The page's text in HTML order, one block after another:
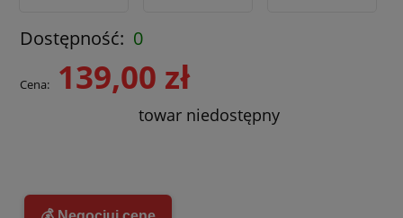
Dostępność: 0
Cena: 139,00 zł
towar niedostępny